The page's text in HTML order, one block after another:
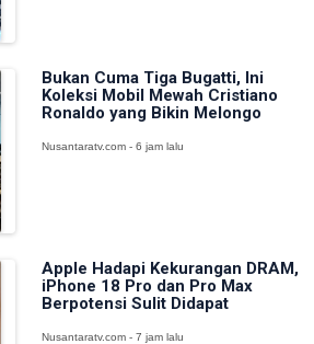
Bukan Cuma Tiga Bugatti, Ini
Koleksi Mobil Mewah Cristiano
Ronaldo yang Bikin Melongo
Nusantaratv.com - 6 jam lalu
Apple Hadapi Kekurangan DRAM,
iPhone 18 Pro dan Pro Max
Berpotensi Sulit Didapat
Nusantaratv.com - 7 jam lalu